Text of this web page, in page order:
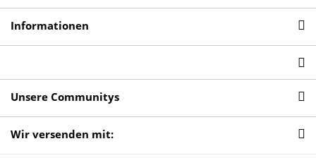
Informationen
Unsere Communitys
Wir versenden mit: